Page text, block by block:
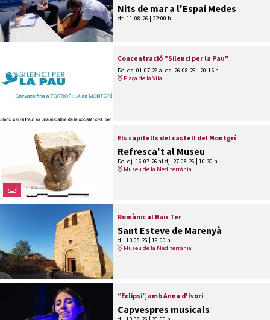
Nits de mar a l'Espai Medes
dt. 11.08.26 | 22:00 h
Concentració "Silenci per la Pau"
Del dc. 01.07.26 al dc. 26.08.26
20:15 h
Plaça de la Vila
Els capitells del castell del Montgrí
Refresca't al Museu
Del dj. 16.07.26 al dj. 27.08.26 | 10:30 h
Museu de la Mediterrània
Romànic al Baix Ter
Sant Esteve de Marenyà
dj. 13.08.26 | 19:00 h
Museu de la Mediterrània
“Eclipsi”, amb Anna d'Ivori
Capvespres musicals